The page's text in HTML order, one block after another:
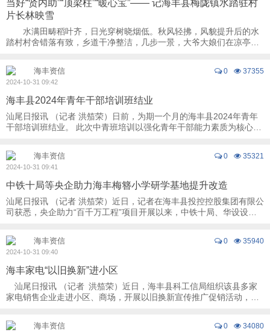
当好“贤内助”“顶梁柱”“暖心宝”—— 记海丰县梅陇镇水踏驻村
片长林映雪
水满田畴稻叶齐，日光穿树晓烟低。秋风轻拂，风貌提升后的水
踏村村舍错落有致，乡道干净整洁，几步一景，大爷大娘们在凉亭里
0 37355
海丰资信
2024-10-31 09:42
海丰县2024年青年干部培训班结业
汕尾日报讯 （记者 洪笳荣）日前，为期一个月的海丰县2024年青年
干部培训班结业。 此次中青班培训以强化青年干部能力素质为核心目
0 35321
海丰资信
2024-10-31 09:41
中铁十局等央企助力海丰梅簪小学研学基地提升改造
汕尾日报讯 （记者 洪笳荣）近日，记者在海丰县投控控股集团有限公
司获悉，央企助力“百千万工程”项目开展以来，中铁十局、华设设计
0 35940
海丰资信
2024-10-31 09:40
海丰家电“以旧换新”进小区
汕尾日报讯 （记者 洪笳荣）近日，海丰县科工信局组织该县多家
家电销售企业走进小区、商场，开展以旧换新宣传推广促销活动，让
0 34080
海丰资信